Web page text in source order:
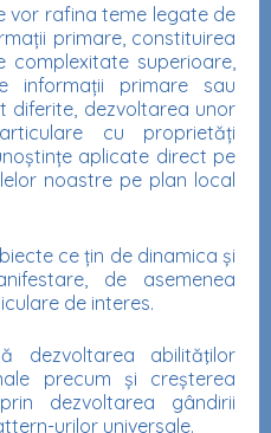
vor rafina teme legate de
primare, constituirea
complexitate superioare,
informații primare sau
diferite, dezvoltarea unor
cu proprietăți
aplicate direct pe
noastre pe plan local
ce țin de dinamica și
de asemenea
de interes.
dezvoltarea abilităţilor
precum și creșterea
dezvoltarea gândirii
urilor universale.